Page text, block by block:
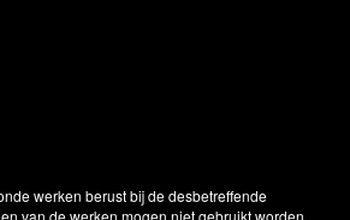
werken berust bij de desbetreffende
van de werken mogen niet gebruikt worden